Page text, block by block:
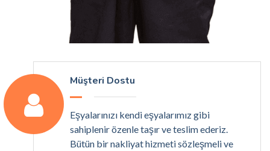
Müşteri Dostu
Eşyalarınızı kendi eşyalarımız gibi
sahiplenir özenle taşır ve teslim ederiz.
Bütün bir nakliyat hizmeti sözleşmeli ve